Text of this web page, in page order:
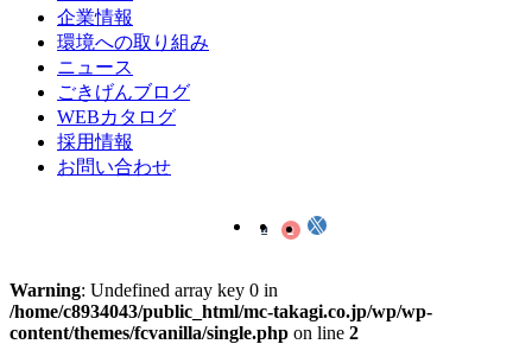
企業情報
環境への取り組み
ニュース
ごきげんブログ
WEBカタログ
採用情報
お問い合わせ
Warning: Undefined array key 0 in
/home/c8934043/public_html/mc-takagi.co.jp/wp/wp-
content/themes/fcvanilla/single.php on line 2